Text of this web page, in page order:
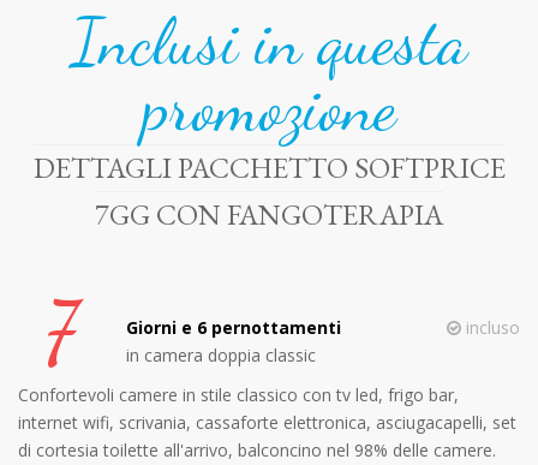
Inclusi in questa
promozione
DETTAGLI PACCHETTO SOFTPRICE
7GG CON FANGOTERAPIA
7
Giorni e 6 pernottamenti
in camera doppia classic
incluso
Confortevoli camere in stile classico con tv led, frigo bar,
internet wifi, scrivania, cassaforte elettronica, asciugacapelli, set
di cortesia toilette all'arrivo, balconcino nel 98% delle camere.